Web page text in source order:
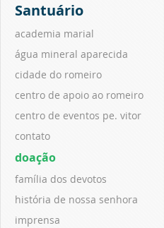
Santuário
academia marial
água mineral aparecida
cidade do romeiro
centro de apoio ao romeiro
centro de eventos pe. vitor
contato
doação
família dos devotos
história de nossa senhora
imprensa